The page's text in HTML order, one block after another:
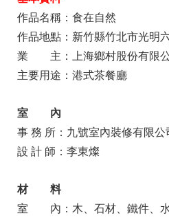
作品名稱：食在自然
作品地點：新竹縣竹北市光明
業 主：上海鄉村股份有限
主要用途：港式茶餐廳
室 內
事 務 所：九號室內裝修有限公
設 計 師：李東燦
材 料
室 內：木、石材、鐵件、水